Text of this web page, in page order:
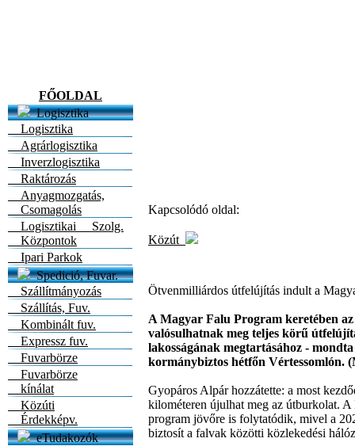
FŐOLDAL
Logisztika
Logisztika
Agrárlogisztika
Inverzlogisztika
Raktározás
Anyagmozgatás,
Csomagolás
Logisztikai Szolg.
Központok
Ipari Parkok
Spedició, Fuvar.
Szállítmányozás
Szállítás, Fuv.
Kombinált fuv.
Expressz fuv.
Fuvarbörze
Fuvarbörze
kínálat
Közúti
Érdekképv.
eTudakozók
Kapcsolódó oldal:
Közút
Ötvenmilliárdos útfelújítás indult a
A Magyar Falu Program keretében
valósulhatnak meg teljes körű
lakosságának megtartásához -
kormánybiztos hétfőn Vértessomlón.
Gyopáros Alpár hozzátette: a most
kilométeren újulhat meg az útburkolat.
program jövőre is folytatódik, mivel a
biztosít a falvak közötti közlekedési